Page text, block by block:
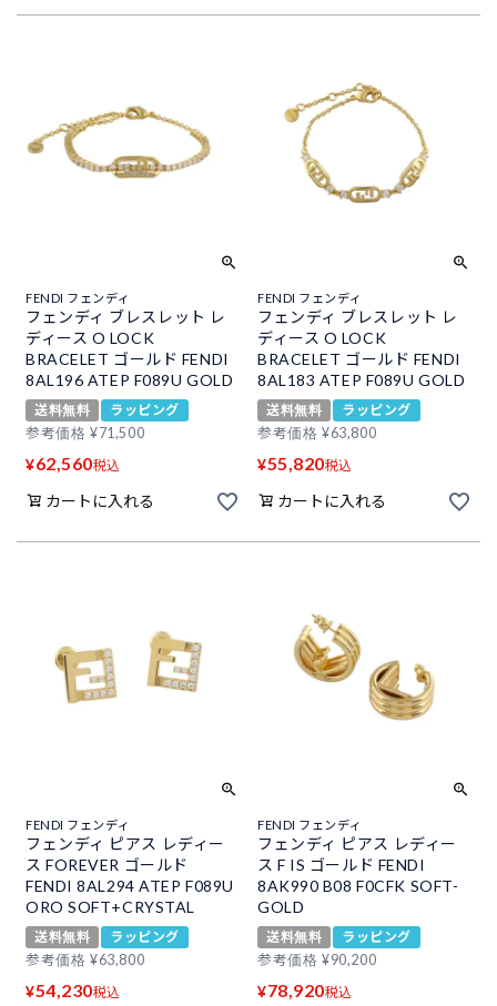
FENDI フェンディ
フェンディ ブレスレット レ
ディース O LOCK
BRACELET ゴールド FENDI
8AL196 ATEP F089U GOLD
送料無料
ラッピング
参考価格 ¥71,500
¥62,560税込
カートに入れる
FENDI フェンディ
フェンディ ブレスレット レ
ディース O LOCK
BRACELET ゴールド FENDI
8AL183 ATEP F089U GOLD
送料無料
ラッピング
参考価格 ¥63,800
¥55,820税込
カートに入れる
FENDI フェンディ
フェンディ ピアス レディー
ス FOREVER ゴールド
FENDI 8AL294 ATEP F089U
ORO SOFT+CRYSTAL
送料無料
ラッピング
参考価格 ¥63,800
¥54,230税込
FENDI フェンディ
フェンディ ピアス レディー
ス F IS ゴールド FENDI
8AK990 B08 F0CFK SOFT-
GOLD
送料無料
ラッピング
参考価格 ¥90,200
¥78,920税込